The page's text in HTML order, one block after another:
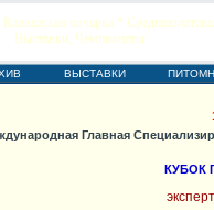
овчарка *
Выставки, Чемпионаты
ВЫСТАВКИ
Главная
КУБОК